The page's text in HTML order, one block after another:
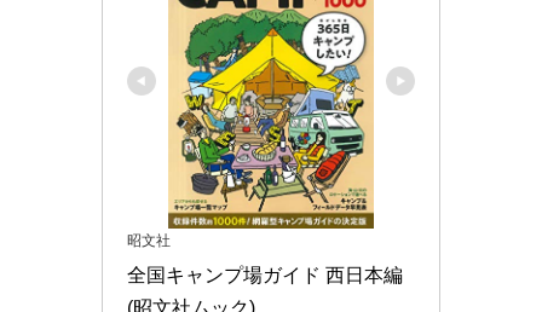
昭文社
全国キャンプ場ガイド 西日本編